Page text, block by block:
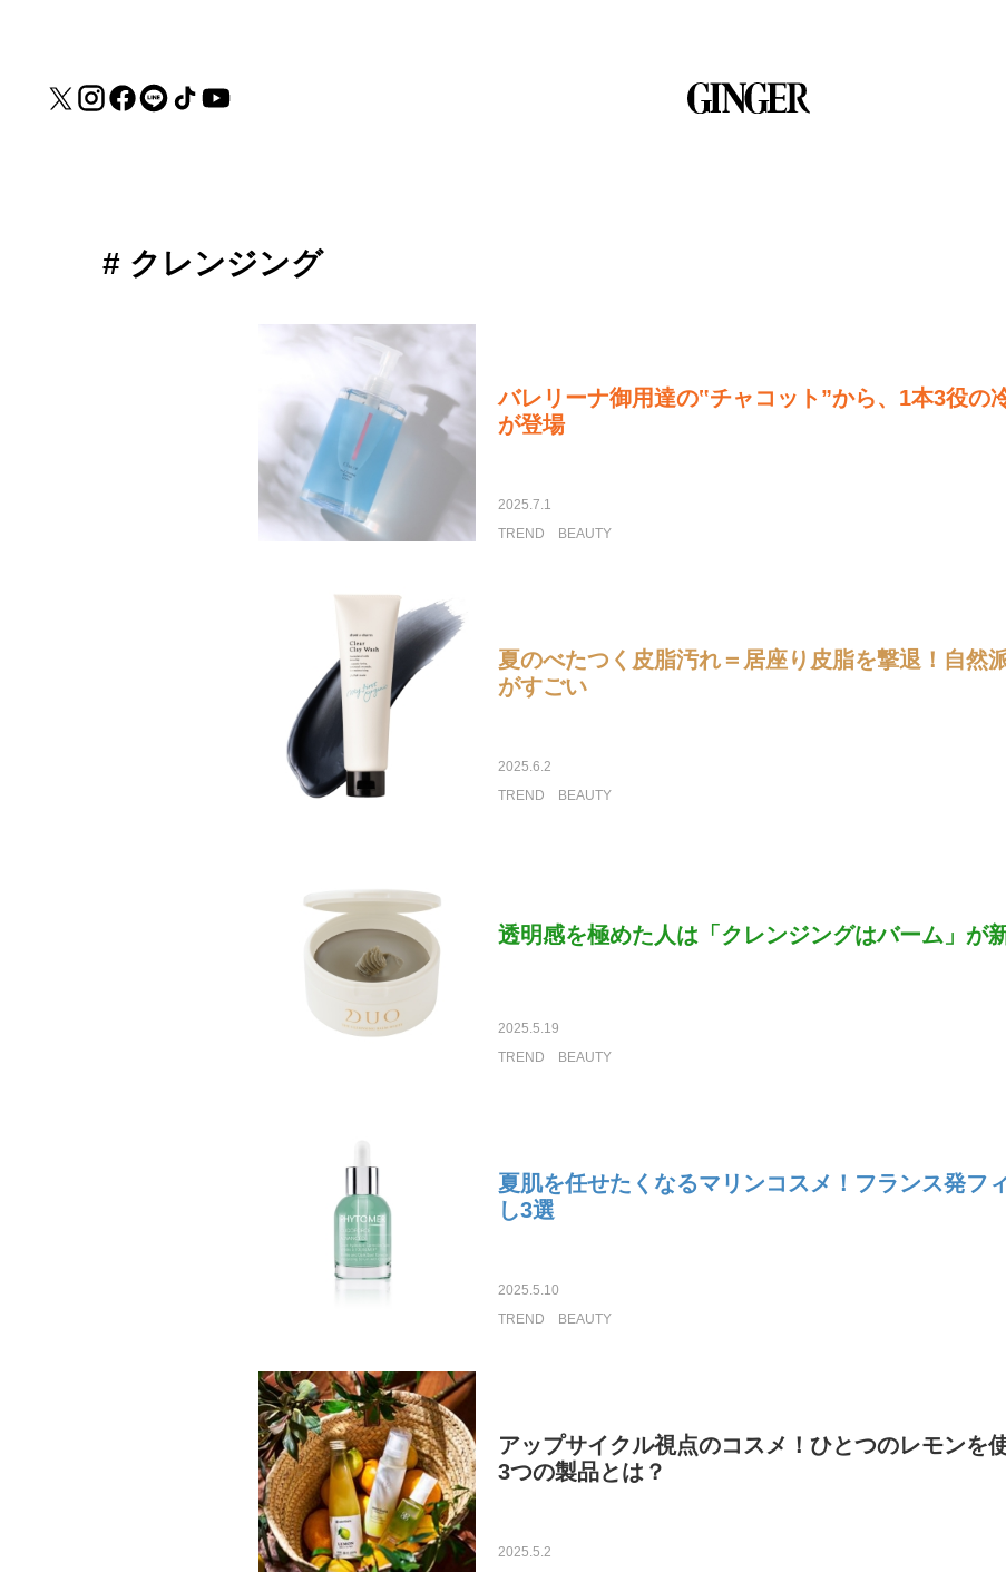
# クレンジング
バレリーナ御用達の‟チャコット”から、1本3役の
が登場
2025.7.1
TREND
BEAUTY
夏のべたつく皮脂汚れ＝居座り皮脂を撃退！自然
がすごい
2025.6.2
TREND
BEAUTY
透明感を極めた人は「クレンジングはバーム」が
2025.5.19
TREND
BEAUTY
夏肌を任せたくなるマリンコスメ！フランス発フ
し3選
2025.5.10
TREND
BEAUTY
アップサイクル視点のコスメ！ひとつのレモンを
3つの製品とは？
2025.5.2